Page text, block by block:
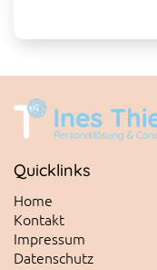
Quicklinks
Home
Kontakt
Impressum
Datenschutz